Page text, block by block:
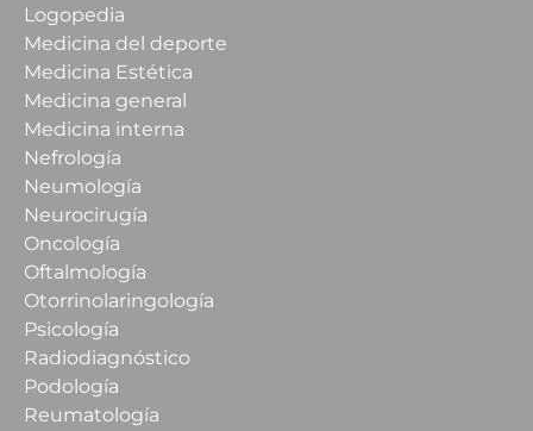
Logopedia
Medicina del deporte
Medicina Estética
Medicina general
Medicina interna
Nefrología
Neumología
Neurocirugía
Oncología
Oftalmología
Otorrinolaringología
Psicología
Radiodiagnóstico
Podología
Reumatología